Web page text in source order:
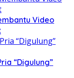
Video
“Digulung”